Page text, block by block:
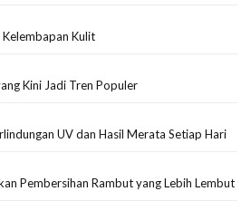
Kulit
Kini Jadi Tren Populer
UV dan Hasil Merata Setiap Hari
Pembersihan Rambut yang Lebih Lembut